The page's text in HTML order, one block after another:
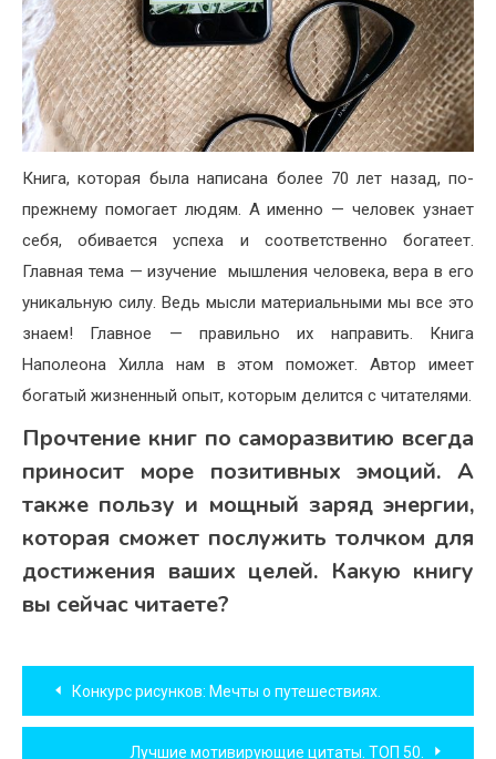
Книга, которая была написана более 70 лет назад, по-
прежнему помогает людям. А именно — человек узнает
себя, обивается успеха и соответственно богатеет.
Главная тема — изучение
мышления человека, вера в его
уникальную силу. Ведь мысли материальными мы все это
знаем! Главное — правильно их направить. Книга
Наполеона Хилла нам в этом поможет. Автор имеет
богатый жизненный опыт, которым делится с читателями.
Прочтение книг по саморазвитию всегда
приносит море позитивных эмоций. А
также пользу и мощный заряд энергии,
которая сможет послужить толчком для
достижения ваших целей. Какую книгу
вы сейчас читаете?
Навигация
по
Конкурс рисунков: Мечты о путешествиях.
Лучшие мотивирующие цитаты. ТОП 50.